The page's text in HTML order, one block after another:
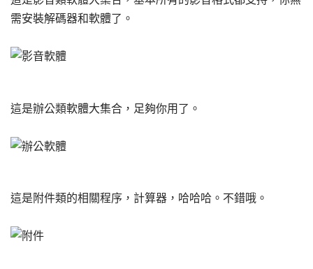
需安裝解碼器和軟體了。
這是辦公類軟體大集合，足夠你用了。
這是附件類的相關程序，計算器，哈哈哈。不錯哦。